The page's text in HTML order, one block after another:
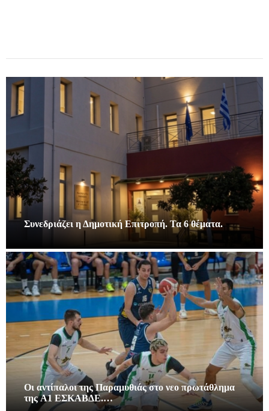
Συνεδριάζει η Δημοτική Επιτροπή. Τα 6 θέματα.
Οι αντίπαλοι της Παραμυθιάς στο νεο πρωτάθλημα
της A1 ΕΣΚΑΒΔΕ.…